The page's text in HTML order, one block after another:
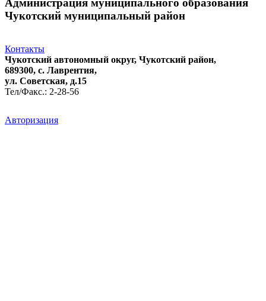
Чукотский муниципальный район
Контакты
Чукотский автономный округ, Чукотский район,
689300, с. Лаврентия,
ул. Советская, д.15
Тел/Факс.: 2-28-56
Авторизация